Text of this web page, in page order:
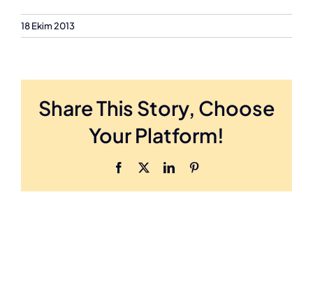
18 Ekim 2013
Share This Story, Choose
Your Platform!
Facebook LinkedIn